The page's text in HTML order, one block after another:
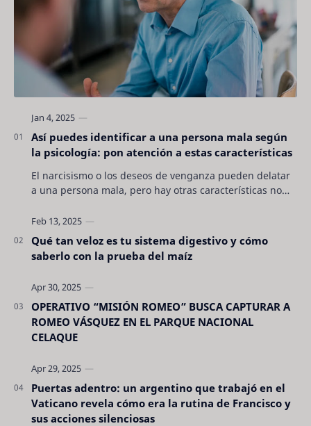
Así puedes identificar a una persona mala según
la psicología: pon atención a estas características
El narcisismo o los deseos de venganza pueden delatar
a una persona mala, pero hay otras características no
Qué tan veloz es tu sistema digestivo y cómo
saberlo con la prueba del maíz
OPERATIVO “MISIÓN ROMEO” BUSCA CAPTURAR A
ROMEO VÁSQUEZ EN EL PARQUE NACIONAL
CELAQUE
Puertas adentro: un argentino que trabajó en el
Vaticano revela cómo era la rutina de Francisco y
sus acciones silenciosas